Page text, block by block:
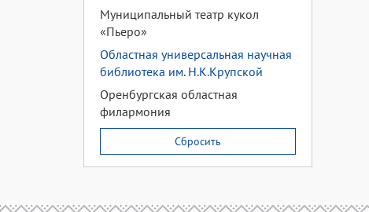
Муниципальный театр кукол
«Пьеро»
Областная универсальная научная
библиотека им. Н.К.Крупской
Оренбургская областная
филармония
Сбросить